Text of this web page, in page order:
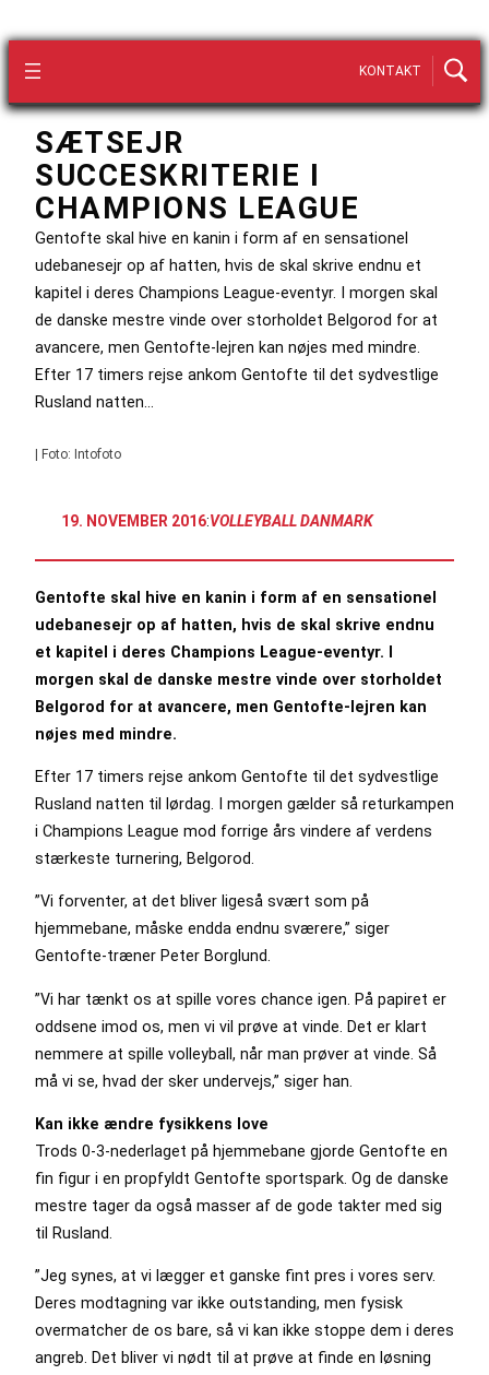
KONTAKT
SÆTSEJR
SUCCESKRITERIE I
CHAMPIONS LEAGUE
Gentofte skal hive en kanin i form af en sensationel
udebanesejr op af hatten, hvis de skal skrive endnu et
kapitel i deres Champions League-eventyr. I morgen skal
de danske mestre vinde over storholdet Belgorod for at
avancere, men Gentofte-lejren kan nøjes med mindre.
Efter 17 timers rejse ankom Gentofte til det sydvestlige
Rusland natten…
| Foto: Intofoto
19. NOVEMBER 2016:VOLLEYBALL DANMARK
Gentofte skal hive en kanin i form af en sensationel
udebanesejr op af hatten, hvis de skal skrive endnu
et kapitel i deres Champions League-eventyr. I
morgen skal de danske mestre vinde over storholdet
Belgorod for at avancere, men Gentofte-lejren kan
nøjes med mindre.
Efter 17 timers rejse ankom Gentofte til det sydvestlige
Rusland natten til lørdag. I morgen gælder så returkampen
i Champions League mod forrige års vindere af verdens
stærkeste turnering, Belgorod.
”Vi forventer, at det bliver ligeså svært som på
hjemmebane, måske endda endnu sværere,” siger
Gentofte-træner Peter Borglund.
”Vi har tænkt os at spille vores chance igen. På papiret er
oddsene imod os, men vi vil prøve at vinde. Det er klart
nemmere at spille volleyball, når man prøver at vinde. Så
må vi se, hvad der sker undervejs,” siger han.
Kan ikke ændre fysikkens love
Trods 0-3-nederlaget på hjemmebane gjorde Gentofte en
fin figur i en propfyldt Gentofte sportspark. Og de danske
mestre tager da også masser af de gode takter med sig
til Rusland.
”Jeg synes, at vi lægger et ganske fint pres i vores serv.
Deres modtagning var ikke outstanding, men fysisk
overmatcher de os bare, så vi kan ikke stoppe dem i deres
angreb. Det bliver vi nødt til at prøve at finde en løsning